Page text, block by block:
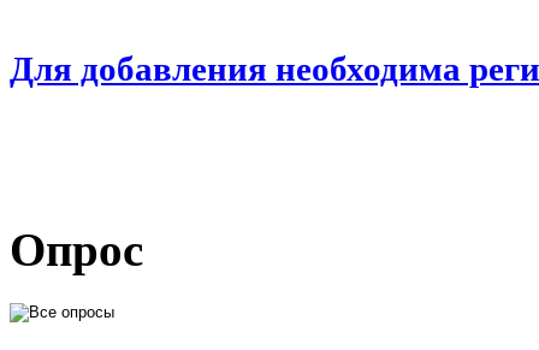
Для добавления необходима
Опрос